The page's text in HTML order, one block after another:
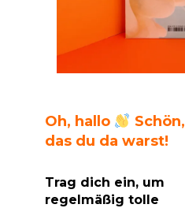
Oh, hallo
Schön,
das du da warst!
Trag dich ein, um
regelmäßig tolle